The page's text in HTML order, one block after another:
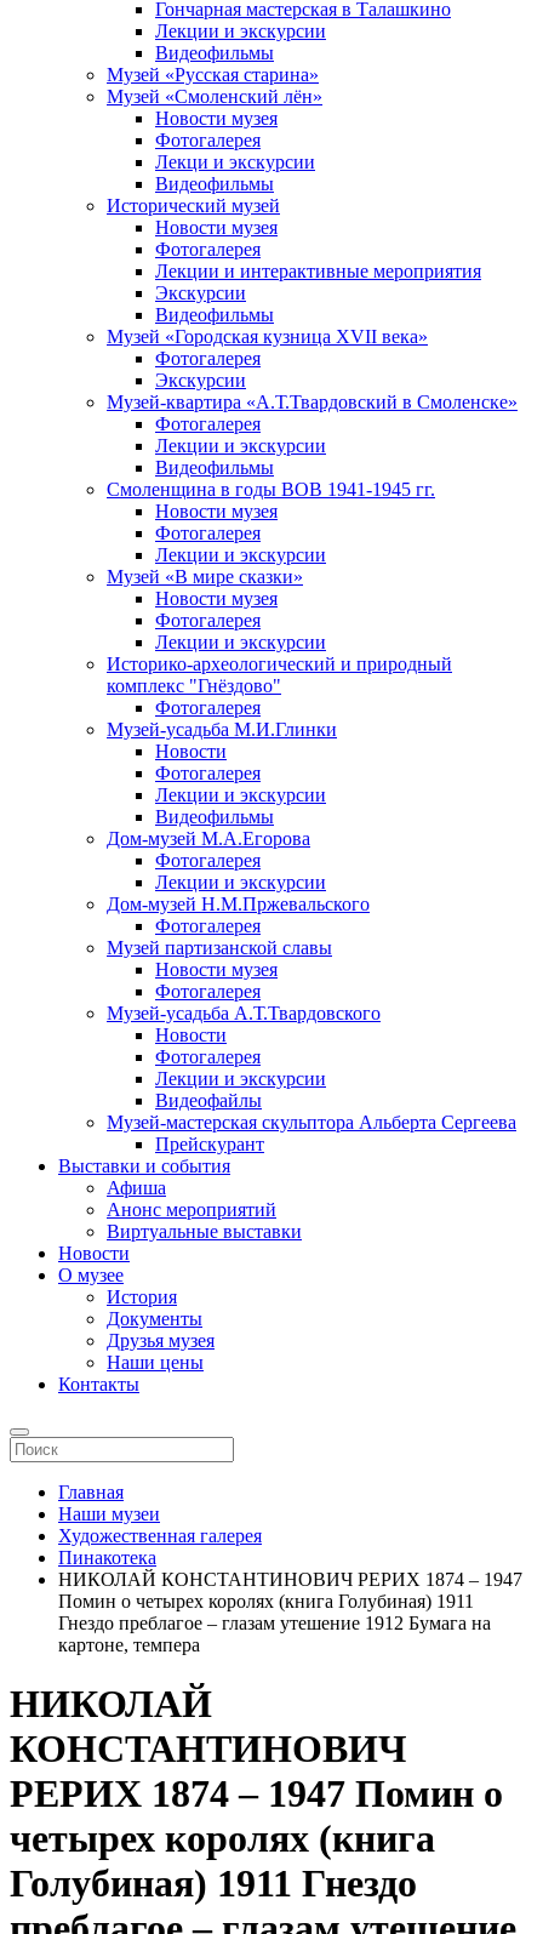
Гончарная мастерская в Талашкино
Лекции и экскурсии
Видеофильмы
Музей «Русская старина»
Музей «Смоленский лён»
Новости музея
Фотогалерея
Лекци и экскурсии
Видеофильмы
Исторический музей
Новости музея
Фотогалерея
Лекции и интерактивные мероприятия
Экскурсии
Видеофильмы
Музей «Городская кузница XVII века»
Фотогалерея
Экскурсии
Музей-квартира «А.Т.Твардовский в Смоленске»
Фотогалерея
Лекции и экскурсии
Видеофильмы
Смоленщина в годы ВОВ 1941-1945 гг.
Новости музея
Фотогалерея
Лекции и экскурсии
Музей «В мире сказки»
Новости музея
Фотогалерея
Лекции и экскурсии
Историко-археологический и природный
комплекс "Гнёздово"
Фотогалерея
Музей-усадьба М.И.Глинки
Новости
Фотогалерея
Лекции и экскурсии
Видеофильмы
Дом-музей М.А.Егорова
Фотогалерея
Лекции и экскурсии
Дом-музей Н.М.Пржевальского
Фотогалерея
Музей партизанской славы
Новости музея
Фотогалерея
Музей-усадьба А.Т.Твардовского
Новости
Фотогалерея
Лекции и экскурсии
Видеофайлы
Музей-мастерская скульптора Альберта Сергеева
Прейскурант
Выставки и события
Афиша
Анонс мероприятий
Виртуальные выставки
Новости
О музее
История
Документы
Друзья музея
Наши цены
Контакты
Главная
Наши музеи
Художественная галерея
Пинакотека
НИКОЛАЙ КОНСТАНТИНОВИЧ РЕРИХ 1874 – 1947
Помин о четырех королях (книга Голубиная) 1911
Гнездо преблагое – глазам утешение 1912 Бумага на
картоне, темпера
НИКОЛАЙ
КОНСТАНТИНОВИЧ
РЕРИХ 1874 – 1947 Помин о
четырех королях (книга
Голубиная) 1911 Гнездо